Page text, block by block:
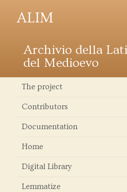
ALIM
Archivio della
del Medioevo
The project
Contributors
Documentation
Home
Digital Library
Lemmatize